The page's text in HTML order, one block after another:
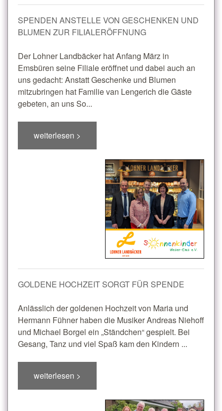
SPENDEN ANSTELLE VON GESCHENKEN UND
BLUMEN ZUR FILIALERÖFFNUNG
Der Lohner Landbäcker hat Anfang März in
Emsbüren seine Filiale eröffnet und dabei auch an
uns gedacht: Anstatt Geschenke und Blumen
mitzubringen hat Familie van Lengerich die Gäste
gebeten, an uns So...
weiterlesen >
GOLDENE HOCHZEIT SORGT FÜR SPENDE
Anlässlich der goldenen Hochzeit von Maria und
Hermann Fühner haben die Musiker Andreas Niehoff
und Michael Borgel ein „Ständchen“ gespielt. Bei
Gesang, Tanz und viel Spaß kam den Kindern ...
weiterlesen >